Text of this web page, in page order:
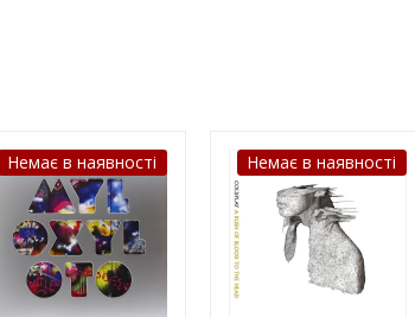
Немає в наявності Немає в наявності